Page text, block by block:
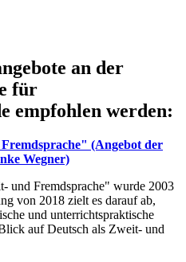
an der
für
empfohlen werden:
(Angebot der
Wegner)
und Fremdsprache" wurde 2003
von 2018 zielt es darauf ab,
und unterrichtspraktische
auf Deutsch als Zweit- und